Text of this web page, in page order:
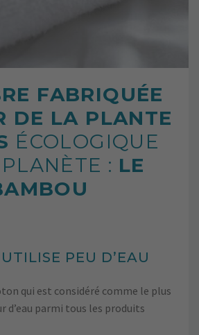
FABRIQUÉE
DE LA PLANTE
ÉCOLOGIQUE
: LE
PEU D’EAU
qui est considéré comme le plus
d’eau parmi tous les produits